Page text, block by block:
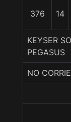
376 14
KEYSER
PEGASUS
NO